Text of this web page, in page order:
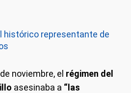
histórico representante de
noviembre, el régimen del
asesinaba a “las